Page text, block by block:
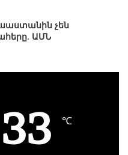
չեն
ԱՄՆ
33 ℃